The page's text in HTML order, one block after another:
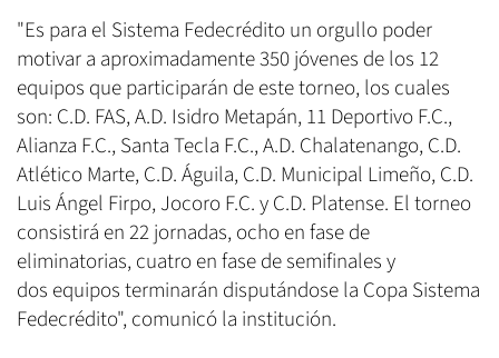
"Es para el Sistema Fedecrédito un orgullo poder
motivar a aproximadamente 350 jóvenes de los 12
equipos que participarán de este torneo, los cuales
son: C.D. FAS, A.D. Isidro Metapán, 11 Deportivo F.C.,
Alianza F.C., Santa Tecla F.C., A.D. Chalatenango, C.D.
Atlético Marte, C.D. Águila, C.D. Municipal Limeño, C.D.
Luis Ángel Firpo, Jocoro F.C. y C.D. Platense. El torneo
consistirá en 22 jornadas, ocho en fase de
eliminatorias, cuatro en fase de semifinales y
dos equipos terminarán disputándose la Copa Sistema
Fedecrédito", comunicó la institución.